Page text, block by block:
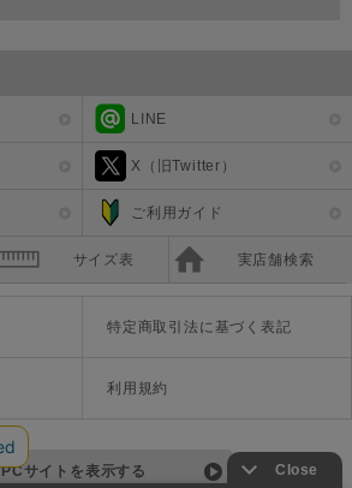
LINE
X（旧Twitter）
ご利用ガイド
サイズ表 実店舗検索
特定商取引法に基づく表記
利用規約
PCサイトを表示する